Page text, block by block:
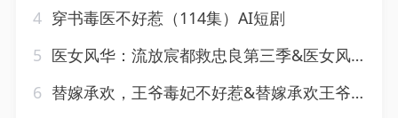
4 穿书毒医不好惹（114集）AI短剧
5 医女风华：流放宸都救忠良第三季&医女风华流放宸都救忠良第三季（90集）AI短剧
6 替嫁承欢，王爷毒妃不好惹&替嫁承欢王爷毒妃不好惹（60集）AI短剧